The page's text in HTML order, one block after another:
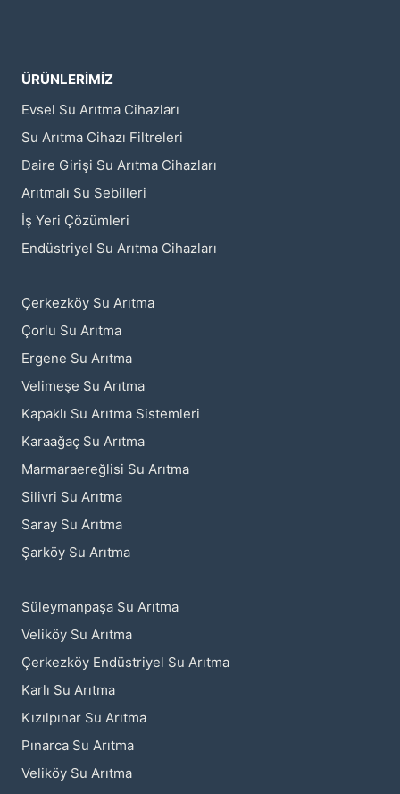
ÜRÜNLERIMIZ
Evsel Su Arıtma Cihazları
Su Arıtma Cihazı Filtreleri
Daire Girişi Su Arıtma Cihazları
Arıtmalı Su Sebilleri
İş Yeri Çözümleri
Endüstriyel Su Arıtma Cihazları
Çerkezköy Su Arıtma
Çorlu Su Arıtma
Ergene Su Arıtma
Velimeşe Su Arıtma
Kapaklı Su Arıtma Sistemleri
Karaağaç Su Arıtma
Marmaraereğlisi Su Arıtma
Silivri Su Arıtma
Saray Su Arıtma
Şarköy Su Arıtma
Süleymanpaşa Su Arıtma
Veliköy Su Arıtma
Çerkezköy Endüstriyel Su Arıtma
Karlı Su Arıtma
Kızılpınar Su Arıtma
Pınarca Su Arıtma
Veliköy Su Arıtma